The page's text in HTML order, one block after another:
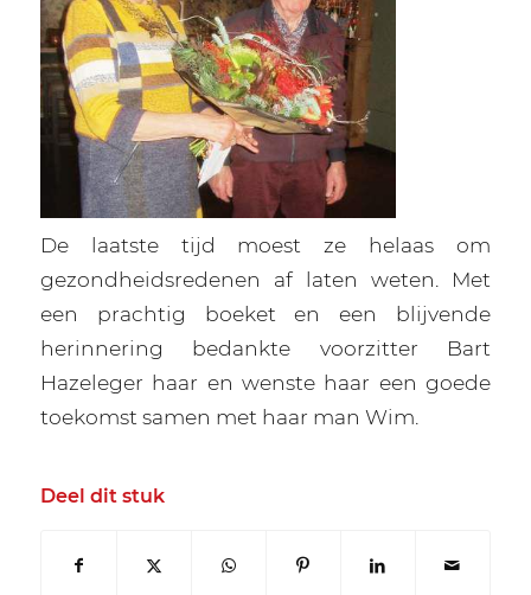
De laatste tijd moest ze helaas om
gezondheidsredenen af laten weten. Met
een prachtig boeket en een blijvende
herinnering bedankte voorzitter Bart
Hazeleger haar en wenste haar een goede
toekomst samen met haar man Wim.
Deel dit stuk